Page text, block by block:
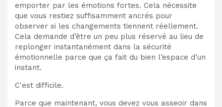
emporter par les émotions fortes. Cela nécessite
que vous restiez suffisamment ancrés pour
observer si les changements tiennent réellement.
Cela demande d’être un peu plus réservé au lieu de
replonger instantanément dans la sécurité
émotionnelle parce que ça fait du bien l’espace d’un
instant.
C'est difficile.
Parce que maintenant, vous devez vous asseoir dans